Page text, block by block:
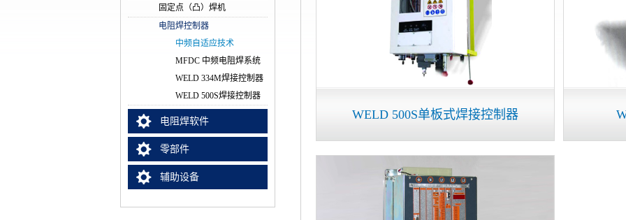
固定点（凸）焊机
电阻焊控制器
中频自适应技术
MFDC 中频电阻焊系统
WELD 334M焊接控制器
WELD 500S焊接控制器
电阻焊软件
零部件
辅助设备
WELD 500S单板式焊接控制器